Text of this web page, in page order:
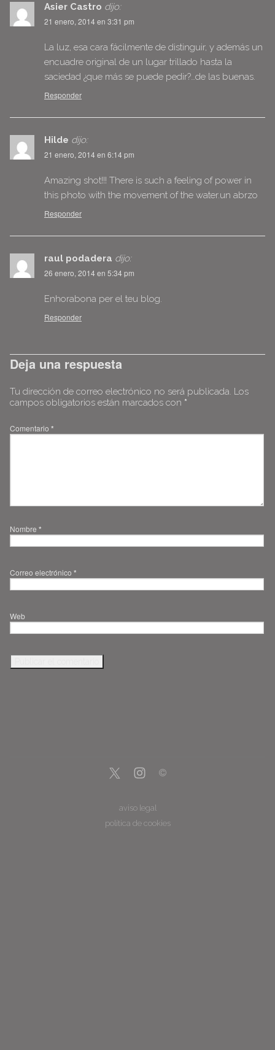
Asier Castro dijo:
21 enero, 2014 en 3:31 pm
La luz, esa cara fácilmente de distinguir, y además un
encuadre original de un lugar trillado hasta la
saciedad ¿que más se puede pedir?…de las buenas.
Responder
Hilde dijo:
21 enero, 2014 en 6:14 pm
Amazing shot!!! There is such a feeling of power in
this photo with the movement of the water.un abrzo
Responder
raul podadera dijo:
26 enero, 2014 en 5:34 pm
Enhorabona per el teu blog.
Responder
Deja una respuesta
Tu dirección de correo electrónico no será publicada. Los
campos obligatorios están marcados con *
Comentario *
Nombre *
Correo electrónico *
Web
aviso legal
política de cookies